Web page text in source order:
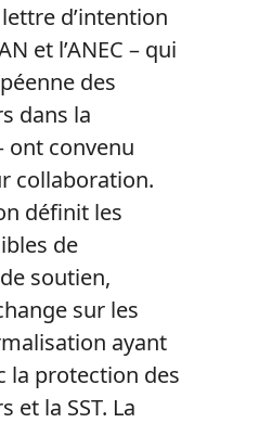
d’intention
et l’ANEC – qui
des
dans la
ont convenu
collaboration.
définit les
de
soutien,
sur les
ayant
la protection des
et la SST. La